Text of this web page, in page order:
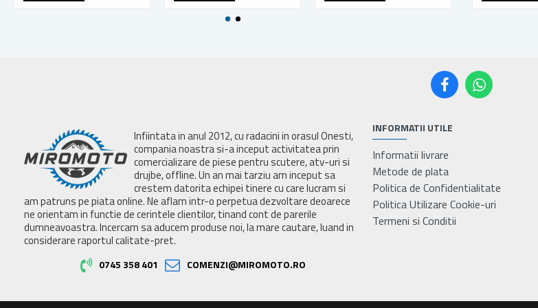
Infiintata in anul 2012, cu radacini in orasul Onesti,
compania noastra si-a inceput activitatea prin
comercializare de piese pentru scutere, atv-uri si
drujbe, offline. Un an mai tarziu am inceput sa
crestem datorita echipei tinere cu care lucram si
am patruns pe piata online. Ne aflam intr-o perpetua dezvoltare deoarece
ne orientam in functie de cerintele clientilor, tinand cont de parerile
dumneavoastra. Incercam sa aducem produse noi, la mare cautare, luand in
considerare raportul calitate-pret.
0745 358 401 COMENZI@MIROMOTO.RO
INFORMATII UTILE
Informatii livrare
Metode de plata
Politica de Confidentialitate
Politica Utilizare Cookie-uri
Termeni si Conditii